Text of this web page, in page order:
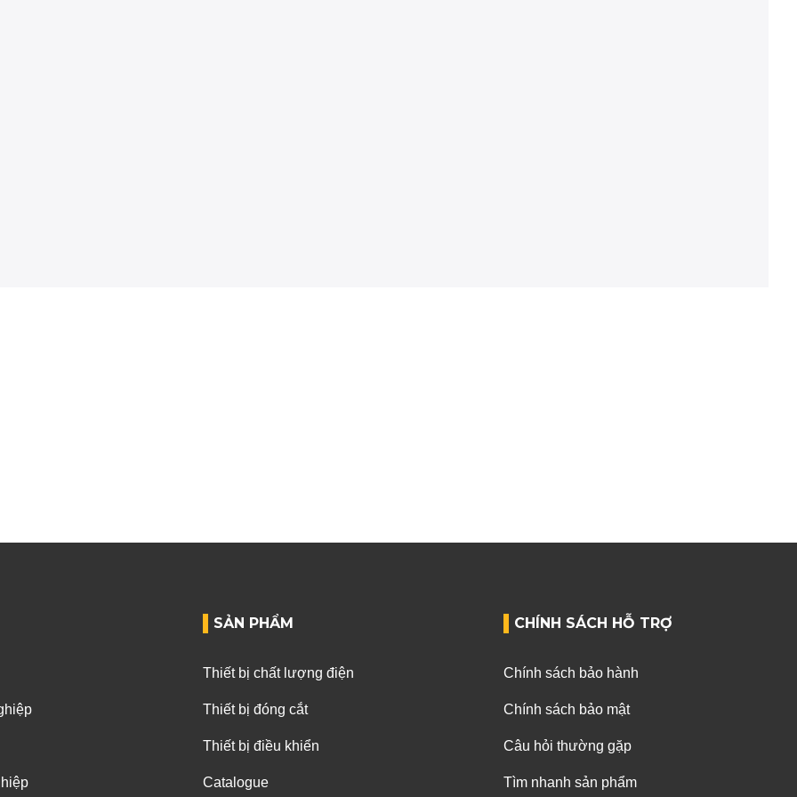
SẢN PHẨM
Thiết bị chất lượng điện
Thiết bị đóng cắt
Thiết bị điều khiển
Catalogue
CHÍNH SÁCH HỖ TRỢ
Chính sách bảo hành
Chính sách bảo mật
Câu hỏi thường gặp
Tìm nhanh sản phẩm